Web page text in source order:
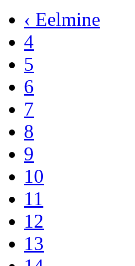
‹ Eelmine
4
5
6
7
8
9
10
11
12
13